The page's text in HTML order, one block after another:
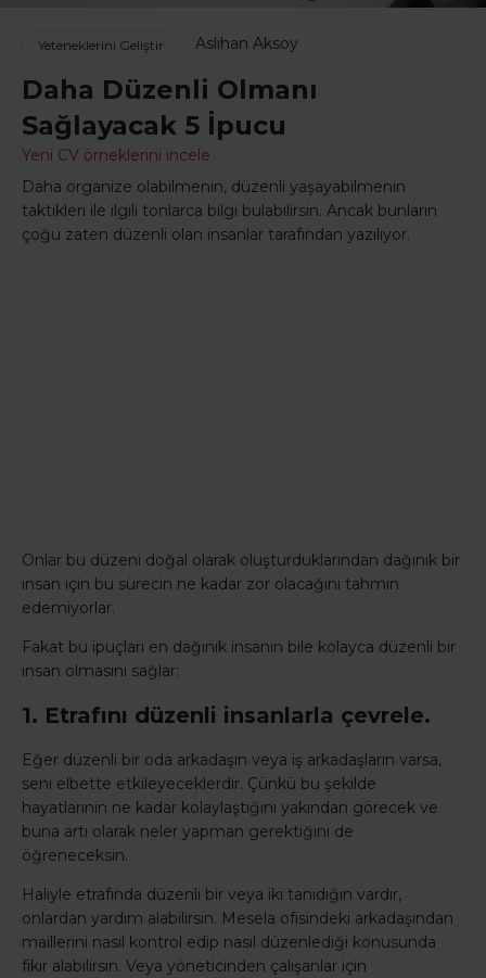
Yeteneklerini Geliştir Aslıhan Aksoy
Daha Düzenli Olmanı
Sağlayacak 5 İpucu
Yeni CV örneklerini incele
Daha organize olabilmenin, düzenli yaşayabilmenin
taktikleri ile ilgili tonlarca bilgi bulabilirsin. Ancak bunların
çoğu zaten düzenli olan insanlar tarafından yazılıyor.
Onlar bu düzeni doğal olarak oluşturduklarından dağınık bir
insan için bu sürecin ne kadar zor olacağını tahmin
edemiyorlar.
Fakat bu ipuçları en dağınık insanın bile kolayca düzenli bir
insan olmasını sağlar:
1. Etrafını düzenli insanlarla çevrele.
Eğer düzenli bir oda arkadaşın veya iş arkadaşların varsa,
seni elbette etkileyeceklerdir. Çünkü bu şekilde
hayatlarının ne kadar kolaylaştığını yakından görecek ve
buna artı olarak neler yapman gerektiğini de
öğreneceksin.
Haliyle etrafında düzenli bir veya iki tanıdığın vardır,
onlardan yardım alabilirsin. Mesela ofisindeki arkadaşından
maillerini nasıl kontrol edip nasıl düzenlediği konusunda
fikir alabilirsin. Veya yöneticinden çalışanlar için